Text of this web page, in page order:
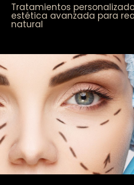
Tratamientos
estética avanzada para
natural